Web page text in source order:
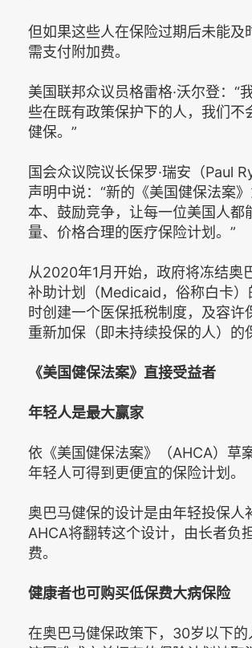
但如果这些人在保险过期后未能及
需支付附加费。
美国联邦众议员格雷格·沃尔登：“
些在既有政策保护下的人，我们不
健保。”
国会众议院议长保罗·瑞安（Paul
声明中说：“新的《美国健保法案
本、鼓励竞争，让每一位美国人都
量、价格合理的医疗保险计划。”
从2020年1月开始，政府将冻结奥
补助计划（Medicaid，俗称白卡）
时创建一个医保抵税制度，及容许
重新加保（即未持续投保的人）的
《美国健保法案》直接受益者
年轻人是最大赢家
依《美国健保法案》（AHCA）草
年轻人可得到更便宜的保险计划。
奥巴马健保的设计是由年轻投保人
AHCA将翻转这个设计，由长者负
费。
健康者也可购买低保费大病保险
在奥巴马健保政策下，30岁以下的